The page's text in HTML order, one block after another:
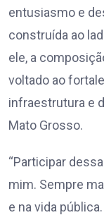
entusiasmo e
construída ao
ele, a
voltado ao
infraestrutura e
Mato Grosso.
“Participar
mim. Sempre
e na vida